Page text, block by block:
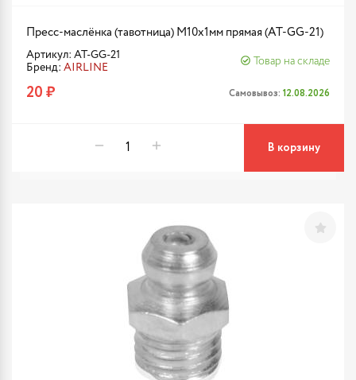
Пресс-маслёнка (тавотница) М10х1мм прямая (AT-GG-21)
Артикул: AT-GG-21
Бренд: AIRLINE
Товар на складе
20 ₽ Самовывоз: 12.08.2026
В корзину